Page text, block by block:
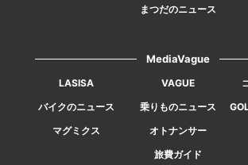
まつだのニュース
MediaVague
LASISA VAGUE
バイクのニュース
乗りものニュース
マグミクス
オトナンサー
旅費ガイド